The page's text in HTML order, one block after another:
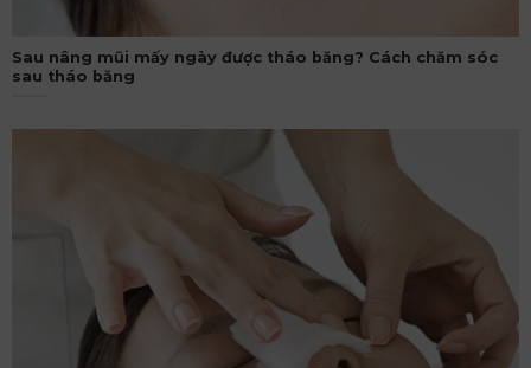
Sau nâng mũi mấy ngày được tháo băng? Cách chăm sóc
sau tháo băng